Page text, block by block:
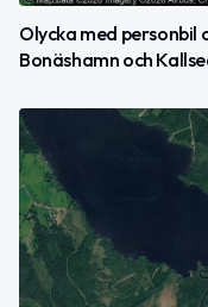
Olycka med personbil
Bonäshamn och